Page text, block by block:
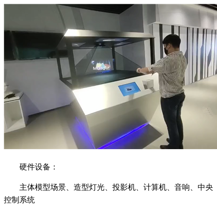
硬件设备：
主体模型场景、造型灯光、投影机、计算机、音响、中央
控制系统